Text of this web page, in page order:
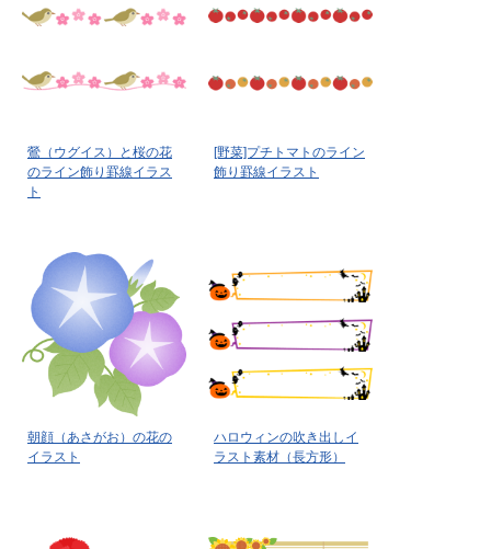
鶯（ウグイス）と桜の花
のライン飾り罫線イラス
ト
[野菜]プチトマトのライン
飾り罫線イラスト
朝顔（あさがお）の花の
イラスト
ハロウィンの吹き出しイ
ラスト素材（長方形）